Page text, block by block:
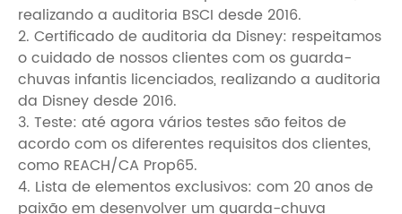
realizando a auditoria BSCI desde 2016.
2. Certificado de auditoria da Disney: respeitamos
o cuidado de nossos clientes com os guarda-
chuvas infantis licenciados, realizando a auditoria
da Disney desde 2016.
3. Teste: até agora vários testes são feitos de
acordo com os diferentes requisitos dos clientes,
como REACH/CA Prop65.
4. Lista de elementos exclusivos: com 20 anos de
paixão em desenvolver um guarda-chuva